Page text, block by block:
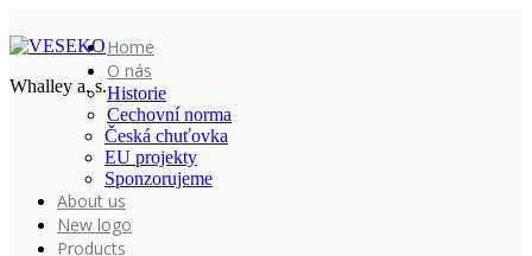
Whalley a. s.
Home
O nás
Historie
Cechovní norma
Česká chuťovka
EU projekty
Sponzorujeme
About us
New logo
Products